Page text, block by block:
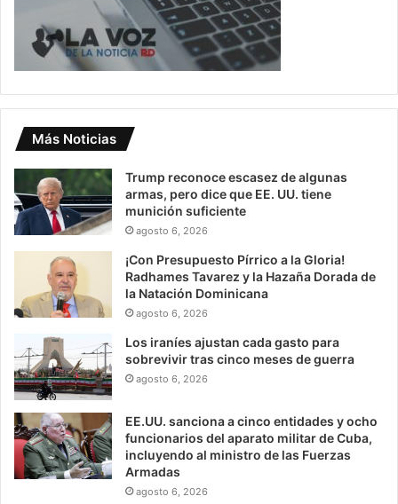
Más Noticias
Trump reconoce escasez de algunas
armas, pero dice que EE. UU. tiene
munición suficiente
agosto 6, 2026
¡Con Presupuesto Pírrico a la Gloria!
Radhames Tavarez y la Hazaña Dorada de
la Natación Dominicana
agosto 6, 2026
Los iraníes ajustan cada gasto para
sobrevivir tras cinco meses de guerra
agosto 6, 2026
EE.UU. sanciona a cinco entidades y ocho
funcionarios del aparato militar de Cuba,
incluyendo al ministro de las Fuerzas
Armadas
agosto 6, 2026